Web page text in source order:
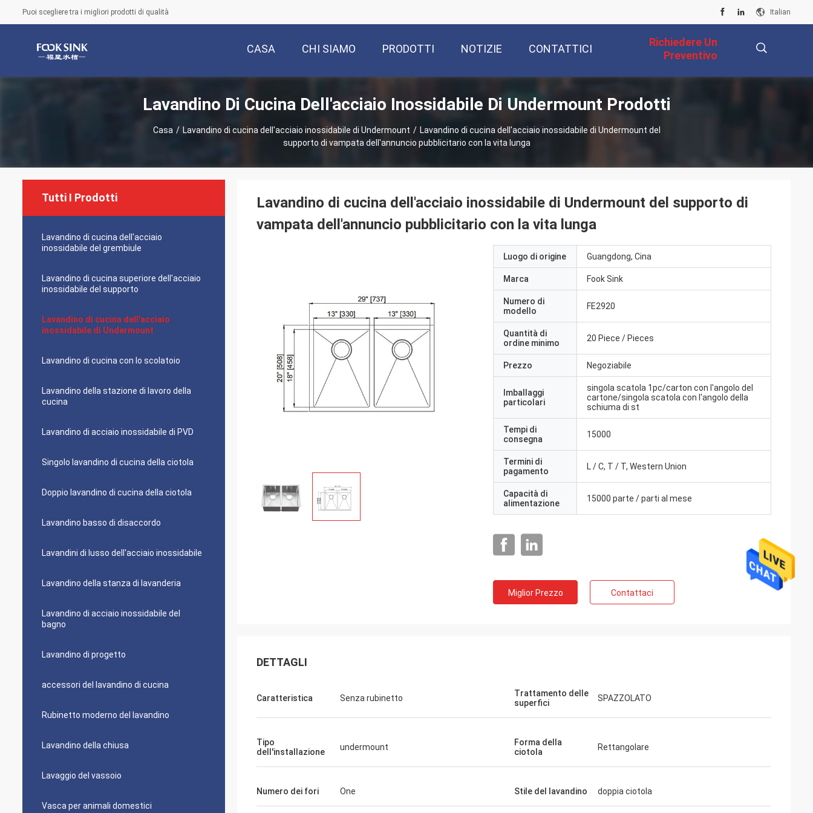
Puoi scegliere tra i migliori prodotti di qualità Italian
CASA CHI SIAMO PRODOTTI NOTIZIE CONTATTICI
Richiedere Un
Preventivo
Lavandino Di Cucina Dell'acciaio Inossidabile Di Undermount Prodotti
Casa / Lavandino di cucina dell'acciaio inossidabile di Undermount / Lavandino di cucina dell'acciaio inossidabile di Undermount del
supporto di vampata dell'annuncio pubblicitario con la vita lunga
Tutti I Prodotti
Lavandino di cucina dell'acciaio
inossidabile del grembiule
Lavandino di cucina superiore dell'acciaio
inossidabile del supporto
Lavandino di cucina dell'acciaio
inossidabile di Undermount
Lavandino di cucina con lo scolatoio
Lavandino della stazione di lavoro della
cucina
Lavandino di acciaio inossidabile di PVD
Singolo lavandino di cucina della ciotola
Doppio lavandino di cucina della ciotola
Lavandino basso di disaccordo
Lavandini di lusso dell'acciaio inossidabile
Lavandino della stanza di lavanderia
Lavandino di acciaio inossidabile del
bagno
Lavandino di progetto
accessori del lavandino di cucina
Rubinetto moderno del lavandino
Lavandino della chiusa
Lavaggio del vassoio
Vasca per animali domestici
Lavandino di cucina dell'acciaio inossidabile di Undermount del supporto di
vampata dell'annuncio pubblicitario con la vita lunga
Luogo di origine Guangdong, Cina
Marca Fook Sink
Numero di
modello
FE2920
Quantità di
ordine minimo
20 Piece / Pieces
Prezzo Negoziabile
Imballaggi
particolari
singola scatola 1pc/carton con l'angolo del
cartone/singola scatola con l'angolo della
schiuma di st
Tempi di
consegna
15000
Termini di
pagamento
L / C, T / T, Western Union
Capacità di
alimentazione
15000 parte / parti al mese
Miglior Prezzo Contattaci
DETTAGLI
Caratteristica Senza rubinetto
Trattamento delle
superfici
SPAZZOLATO
Tipo
dell'installazione
undermount
Forma della
ciotola
Rettangolare
Numero dei fori One Stile del lavandino doppia ciotola